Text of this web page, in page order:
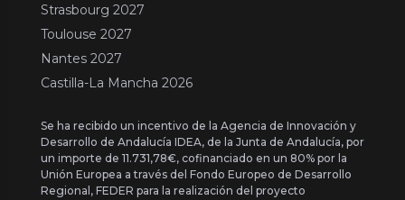
Strasbourg 2027
Toulouse 2027
Nantes 2027
Castilla-La Mancha 2026
Se ha recibido un incentivo de la Agencia de Innovación y
Desarrollo de Andalucía IDEA, de la Junta de Andalucía, por
un importe de 11.731,78€, cofinanciado en un 80% por la
Unión Europea a través del Fondo Europeo de Desarrollo
Regional, FEDER para la realización del proyecto